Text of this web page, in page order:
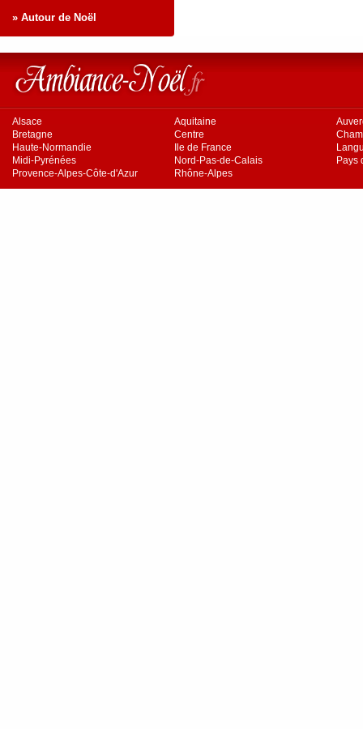
» Autour de Noël
Alsace Aquitaine
Bretagne
Centre
Haute-Normandie
Ile de France
Midi-Pyrénées
Nord-Pas-de-Calais
Pays
Provence-Alpes-Côte-d'Azur
Rhône-Alpes